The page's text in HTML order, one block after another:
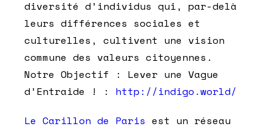
diversité d’individus qui, par-delà
leurs différences sociales et
culturelles, cultivent une vision
commune des valeurs citoyennes.
Notre Objectif : Lever une Vague
d’Entraide ! : http://indigo.world/
Le Carillon de Paris est un réseau